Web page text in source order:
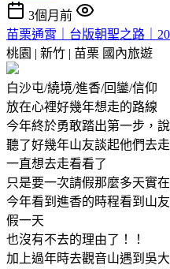
3個月前
苗栗通霄｜台版朝聖之路｜
桃園 | 新竹 | 苗栗 國內旅遊
白沙屯/繞境/進香/回鑾/信仰
放在心裡好幾年想走的路線
今年終於勇敢踏出第一步，
聽了好幾年山友談起他們去
一直想去走看看了
只是要一次請假那麼多天實
今年看到進香的時程看到山
假一天
也沒有不去的理由了！！
加上過年時去觀音山遇到吳